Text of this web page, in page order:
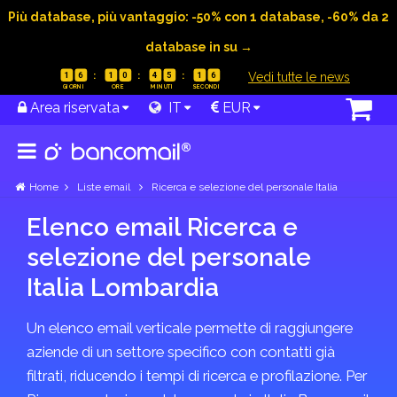
Più database, più vantaggio: -50% con 1 database, -60% da 2
database in su →
1 6 1 0 4 5 1 6 Vedi tutte le news
Area riservata IT EUR
Home Liste email Ricerca e selezione del personale Italia
Elenco email Ricerca e
selezione del personale
Italia Lombardia
Un elenco email verticale permette di raggiungere
aziende di un settore specifico con contatti già
filtrati, riducendo i tempi di ricerca e profilazione. Per